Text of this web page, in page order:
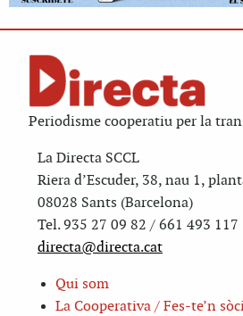
Periodisme cooperatiu per la
La Directa SCCL
Riera d’Escuder, 38, nau 1,
08028 Sants (Barcelona)
Tel. 935 27 09 82 / 661 493 117
directa@directa.cat
Qui som
La Cooperativa / Fes-te’n